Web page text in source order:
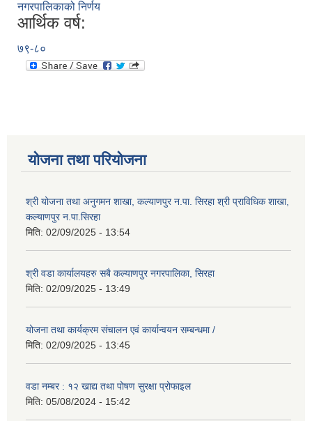
नगरपालिकाको निर्णय
आर्थिक वर्ष:
७९-८०
योजना तथा परियोजना
श्री योजना तथा अनुगमन शाखा, कल्याणपुर न.पा. सिरहा श्री प्राविधिक शाखा,
कल्याणपुर न.पा.सिरहा
मिति: 02/09/2025 - 13:54
श्री वडा कार्यालयहरु सबै कल्याणपुर नगरपालिका, सिरहा
मिति: 02/09/2025 - 13:49
योजना तथा कार्यक्रम संचालन एवं कार्यान्वयन सम्बन्धमा /
मिति: 02/09/2025 - 13:45
वडा नम्बर : १२ खाद्य तथा पोषण सुरक्षा प्रोफाइल
मिति: 05/08/2024 - 15:42